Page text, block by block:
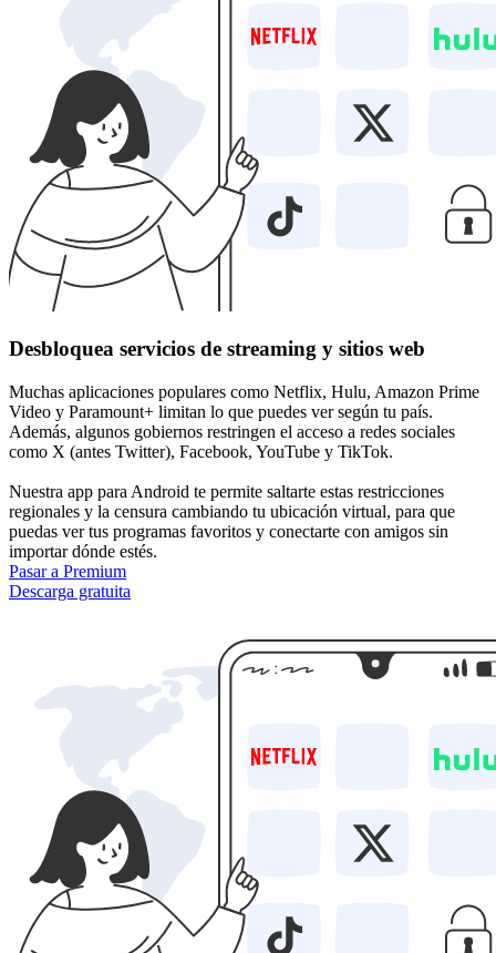
Desbloquea servicios de streaming y sitios web
Muchas aplicaciones populares como Netflix, Hulu, Amazon Prime
Video y Paramount+ limitan lo que puedes ver según tu país.
Además, algunos gobiernos restringen el acceso a redes sociales
como X (antes Twitter), Facebook, YouTube y TikTok.
Nuestra app para Android te permite saltarte estas restricciones
regionales y la censura cambiando tu ubicación virtual, para que
puedas ver tus programas favoritos y conectarte con amigos sin
importar dónde estés.
Pasar a Premium
Descarga gratuita